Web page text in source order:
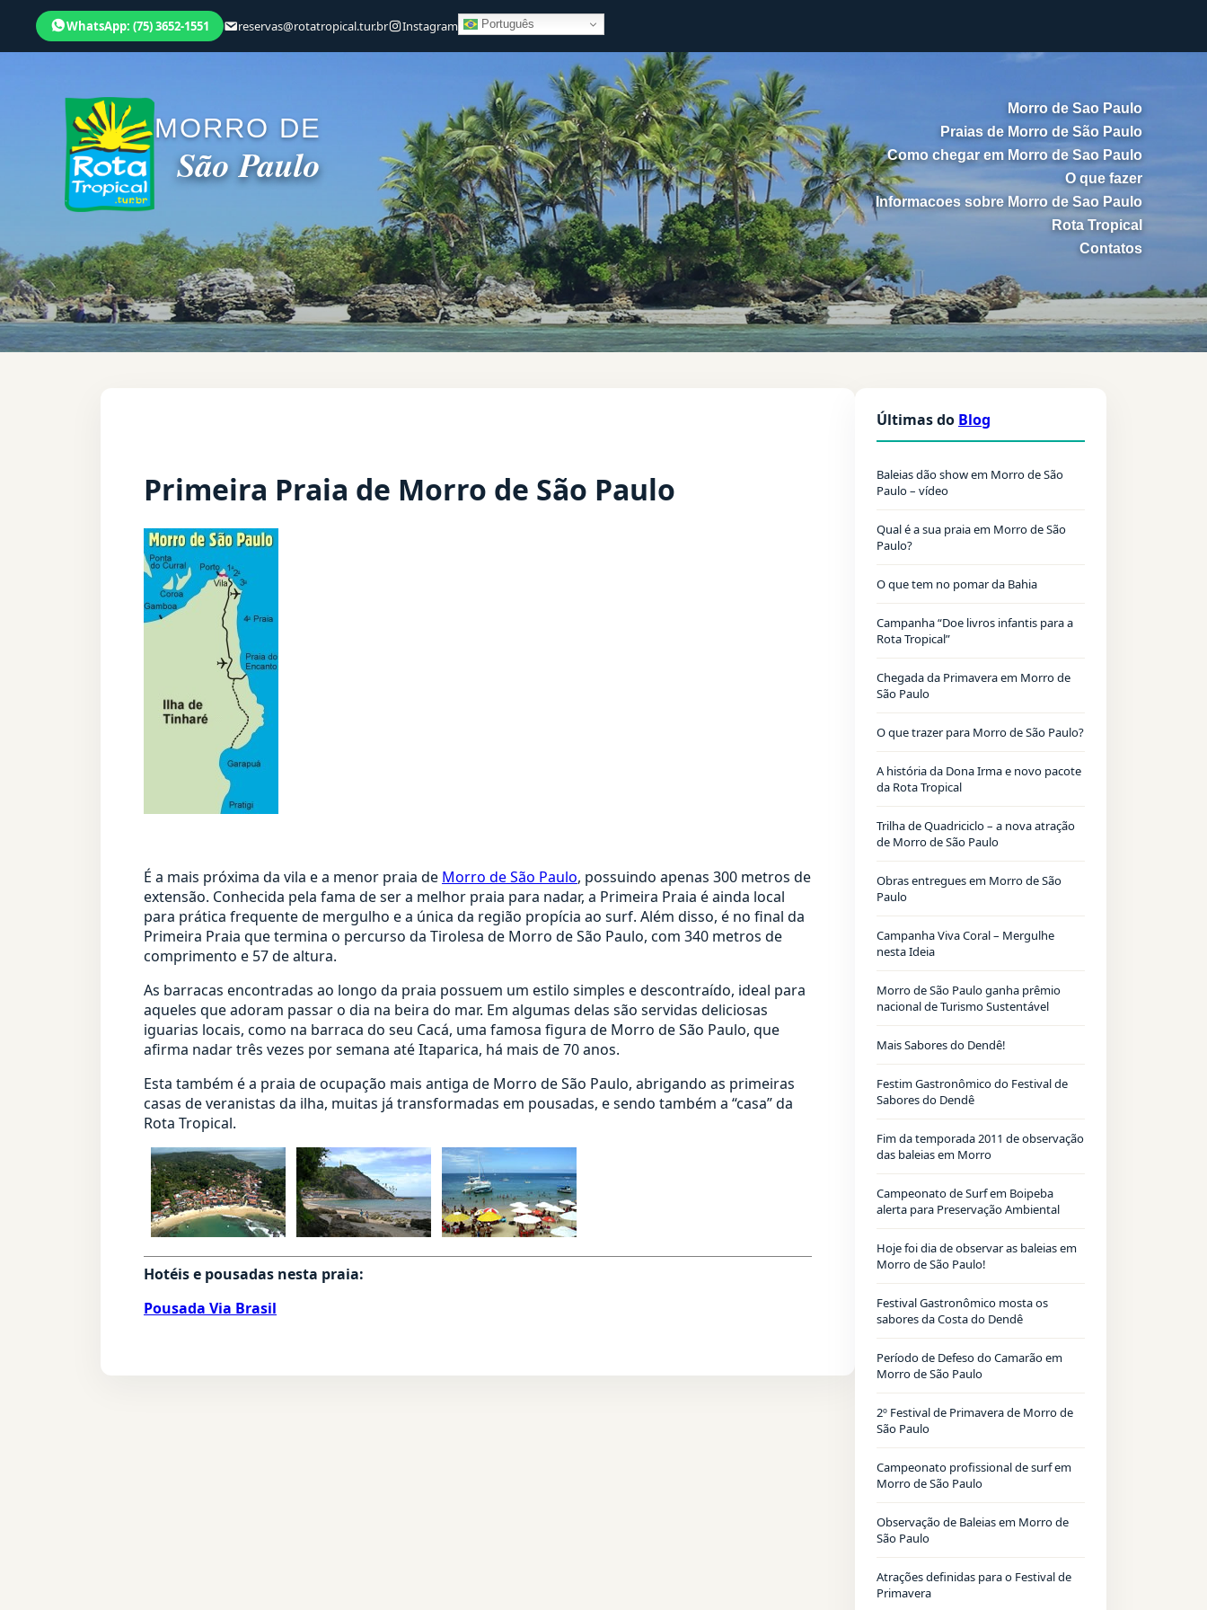
WhatsApp: (75) 3652-1551 reservas@rotatropical.tur.br Instagram Português
MORRO DE
São Paulo
Morro de Sao Paulo
Praias de Morro de São Paulo
Como chegar em Morro de Sao Paulo
O que fazer
Informacoes sobre Morro de Sao Paulo
Rota Tropical
Contatos
Primeira Praia de Morro de São Paulo
É a mais próxima da vila e a menor praia de Morro de São Paulo, possuindo apenas 300 metros de
extensão. Conhecida pela fama de ser a melhor praia para nadar, a Primeira Praia é ainda local
para prática frequente de mergulho e a única da região propícia ao surf. Além disso, é no final da
Primeira Praia que termina o percurso da Tirolesa de Morro de São Paulo, com 340 metros de
comprimento e 57 de altura.
As barracas encontradas ao longo da praia possuem um estilo simples e descontraído, ideal para
aqueles que adoram passar o dia na beira do mar. Em algumas delas são servidas deliciosas
iguarias locais, como na barraca do seu Cacá, uma famosa figura de Morro de São Paulo, que
afirma nadar três vezes por semana até Itaparica, há mais de 70 anos.
Esta também é a praia de ocupação mais antiga de Morro de São Paulo, abrigando as primeiras
casas de veranistas da ilha, muitas já transformadas em pousadas, e sendo também a “casa” da
Rota Tropical.
Hotéis e pousadas nesta praia:
Pousada Via Brasil
Últimas do Blog
Baleias dão show em Morro de São
Paulo – vídeo
Qual é a sua praia em Morro de São
Paulo?
O que tem no pomar da Bahia
Campanha “Doe livros infantis para a
Rota Tropical”
Chegada da Primavera em Morro de
São Paulo
O que trazer para Morro de São Paulo?
A história da Dona Irma e novo pacote
da Rota Tropical
Trilha de Quadriciclo – a nova atração
de Morro de São Paulo
Obras entregues em Morro de São
Paulo
Campanha Viva Coral – Mergulhe
nesta Ideia
Morro de São Paulo ganha prêmio
nacional de Turismo Sustentável
Mais Sabores do Dendê!
Festim Gastronômico do Festival de
Sabores do Dendê
Fim da temporada 2011 de observação
das baleias em Morro
Campeonato de Surf em Boipeba
alerta para Preservação Ambiental
Hoje foi dia de observar as baleias em
Morro de São Paulo!
Festival Gastronômico mosta os
sabores da Costa do Dendê
Período de Defeso do Camarão em
Morro de São Paulo
2º Festival de Primavera de Morro de
São Paulo
Campeonato profissional de surf em
Morro de São Paulo
Observação de Baleias em Morro de
São Paulo
Atrações definidas para o Festival de
Primavera